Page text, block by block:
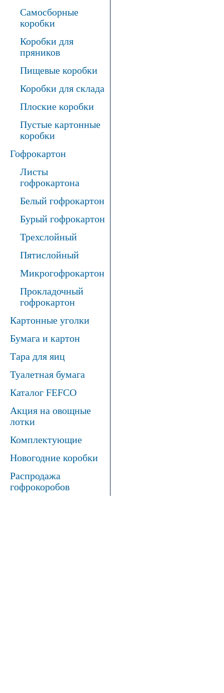
Самосборные
коробки
Коробки для
пряников
Пищевые коробки
Коробки для склада
Плоские коробки
Пустые картонные
коробки
Гофрокартон
Листы
гофрокартона
Белый гофрокартон
Бурый гофрокартон
Трехслойный
Пятислойный
Микрогофрокартон
Прокладочный
гофрокартон
Картонные уголки
Бумага и картон
Тара для яиц
Туалетная бумага
Каталог FEFCO
Акция на овощные
лотки
Комплектующие
Новогодние коробки
Распродажа
гофрокоробов